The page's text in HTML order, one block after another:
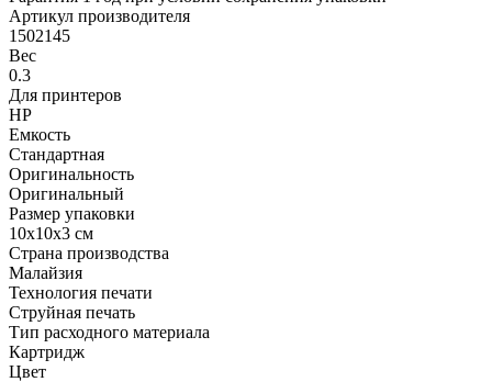
Артикул производителя
1502145
Вес
0.3
Для принтеров
HP
Емкость
Стандартная
Оригинальность
Оригинальный
Размер упаковки
10x10x3 см
Страна производства
Малайзия
Технология печати
Струйная печать
Тип расходного материала
Картридж
Цвет